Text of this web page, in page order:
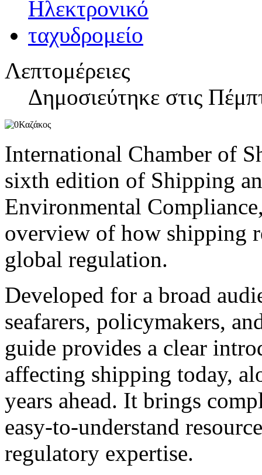
Λεπτομέρειες
Δημοσιεύτηκε στις
International Chamber of
sixth edition of Shipping
Environmental
overview of how shipping
global regulation.
Developed for a broad
seafarers, policymakers,
guide provides a clear
affecting shipping today,
years ahead. It brings
easy-to-understand
regulatory expertise.